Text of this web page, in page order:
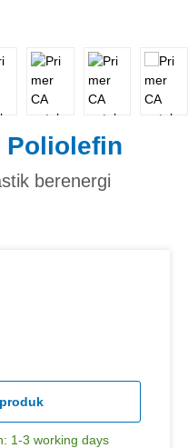
Poliolefin
berenergi
1-3 working days